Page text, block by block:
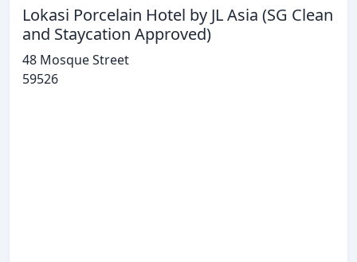
Lokasi Porcelain Hotel by JL Asia (SG Clean
and Staycation Approved)
48 Mosque Street
59526